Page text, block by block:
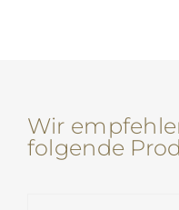
Wir
folgende